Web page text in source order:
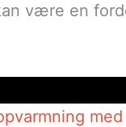
være en